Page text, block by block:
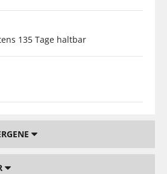
135 Tage haltbar